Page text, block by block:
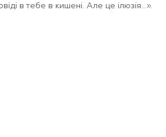
в тебе в кишені. Але це ілюзія…».